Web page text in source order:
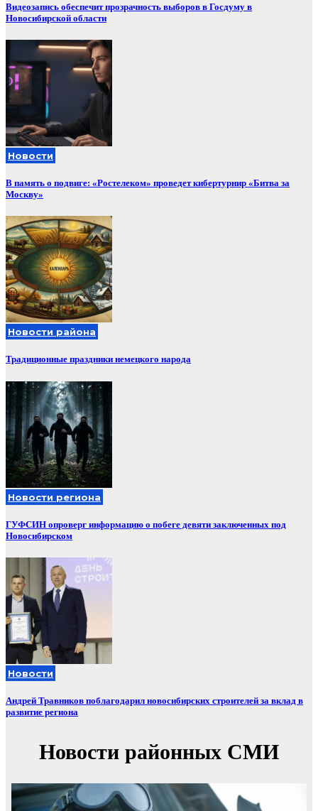
Видеозапись обеспечит прозрачность выборов в Госдуму в
Новосибирской области
Новости
В память о подвиге: «Ростелеком» проведет кибертурнир «Битва за
Москву»
Новости района
Традиционные праздники немецкого народа
Новости региона
ГУФСИН опроверг информацию о побеге девяти заключенных под
Новосибирском
Новости
Андрей Травников поблагодарил новосибирских строителей за вклад в
развитие региона